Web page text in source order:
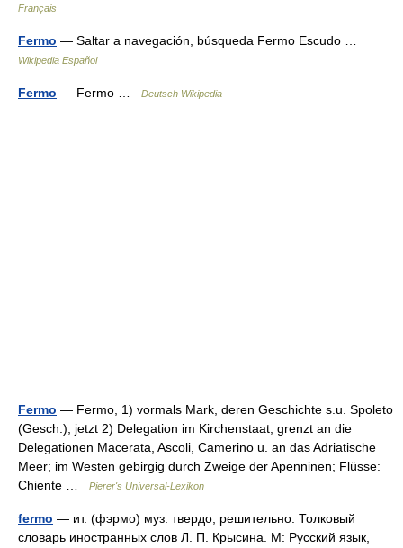
Français
Fermo — Saltar a navegación, búsqueda Fermo Escudo …
Wikipedia Español
Fermo — Fermo … Deutsch Wikipedia
Fermo — Fermo, 1) vormals Mark, deren Geschichte s.u. Spoleto
(Gesch.); jetzt 2) Delegation im Kirchenstaat; grenzt an die
Delegationen Macerata, Ascoli, Camerino u. an das Adriatische
Meer; im Westen gebirgig durch Zweige der Apenninen; Flüsse:
Chiente …
Pierer's Universal-Lexikon
fermo — ит. (фэрмо) муз. твердо, решительно. Толковый
словарь иностранных слов Л. П. Крысина. М: Русский язык,